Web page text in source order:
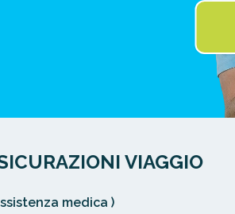
VIAGGIO
medica )